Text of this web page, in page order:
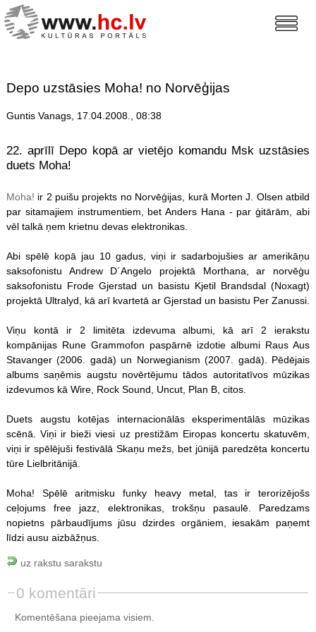
Depo uzstāsies Moha! no Norvēģijas
Guntis Vanags, 17.04.2008., 08:38
22. aprīlī Depo kopā ar vietējo komandu Msk uzstāsies
duets Moha!
Moha! ir 2 puišu projekts no Norvēģijas, kurā Morten J. Olsen atbild
par sitamajiem instrumentiem, bet Anders Hana - par ģitārām, abi
vēl talkā ņem krietnu devas elektronikas.
Abi spēlē kopā jau 10 gadus, viņi ir sadarbojušies ar amerikāņu
saksofonistu Andrew D´Angelo projektā Morthana, ar norvēģu
saksofonistu Frode Gjerstad un basistu Kjetil Brandsdal (Noxagt)
projektā Ultralyd, kā arī kvartetā ar Gjerstad un basistu Per Zanussi.
Viņu kontā ir 2 limitēta izdevuma albumi, kā arī 2 ierakstu
kompānijas Rune Grammofon paspārnē izdotie albumi Raus Aus
Stavanger (2006. gadā) un Norwegianism (2007. gadā). Pēdējais
albums saņēmis augstu novērtējumu tādos autoritatīvos mūzikas
izdevumos kā Wire, Rock Sound, Uncut, Plan B, citos.
Duets augstu kotējas internacionālās eksperimentālās mūzikas
scēnā. Viņi ir bieži viesi uz prestižām Eiropas koncertu skatuvēm,
viņi ir spēlējuši festivālā Skaņu mežs, bet jūnijā paredzēta koncertu
tūre Lielbritānijā.
Moha! Spēlē aritmisku funky heavy metal, tas ir terorizējošs
ceļojums free jazz, elektronikas, trokšņu pasaulē. Paredzams
nopietns pārbaudījums jūsu dzirdes orgāniem, iesakām paņemt
līdzi ausu aizbāžņus.
uz rakstu sarakstu
0 komentāri
Komentēšana pieejama visiem.